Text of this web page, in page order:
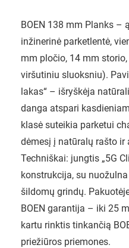
BOEN 138 mm Planks –
inžinerinė parketlentė,
mm pločio, 14 mm
viršutiniu sluoksniu).
lakas“ – išryškėja
danga atspari
klasė suteikia parketui
dėmesį į natūralų rašto ir
Techniškai: jungtis „5G
konstrukcija, su
šildomų grindų.
BOEN garantija – iki 25
kartu rinktis tinkančią
priežiūros priemones.